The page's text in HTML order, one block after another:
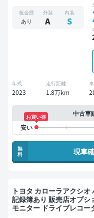
板金歴
あり
外装
A
内装
S
年式
2023
走行距離
1.8万km
中古車
お買い得
無
料
現車
トヨタ カローラアクシオ ハイブリ
記録簿あり 販売店オプシ
モニター ドライブレコー